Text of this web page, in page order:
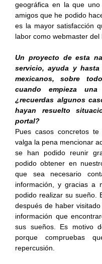
geográfica en la que
amigos que he podido
es la mayor satisfacción
labor como webmaster del
Un proyecto de esta
servicio, ayuda y
mexicanos, sobre
cuando empieza
¿recuerdas algunos
hayan resuelto
portal?
Pues casos concretos
valga la pena mencionar
se han podido reunir
podido obtener en
que sea necesario
información, y gracias a
podido realizar su sueño.
después de haber
información que
sus sueños. Es motivo
porque compruebas
repercusión.